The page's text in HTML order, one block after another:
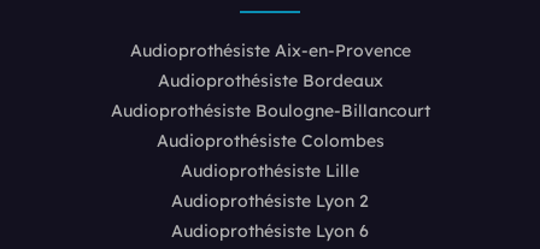
Audioprothésiste Aix-en-Provence
Audioprothésiste Bordeaux
Audioprothésiste Boulogne-Billancourt
Audioprothésiste Colombes
Audioprothésiste Lille
Audioprothésiste Lyon 2
Audioprothésiste Lyon 6